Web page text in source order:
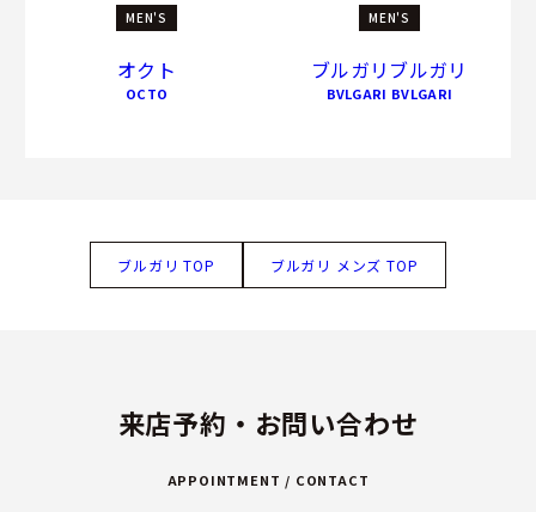
MEN'S
オクト
OCTO
MEN'S
ブルガリブルガリ
BVLGARI BVLGARI
ブルガリ TOP ブルガリ メンズ TOP
来店予約・お問い合わせ
APPOINTMENT / CONTACT